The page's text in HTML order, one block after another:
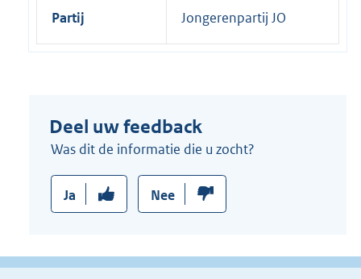
Partij Jongerenpartij JO
Deel uw feedback
Was dit de informatie die u zocht?
Ja Nee